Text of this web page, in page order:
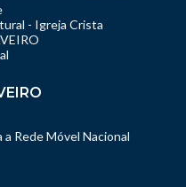
- Igreja Crista
Rede Móvel Nacional